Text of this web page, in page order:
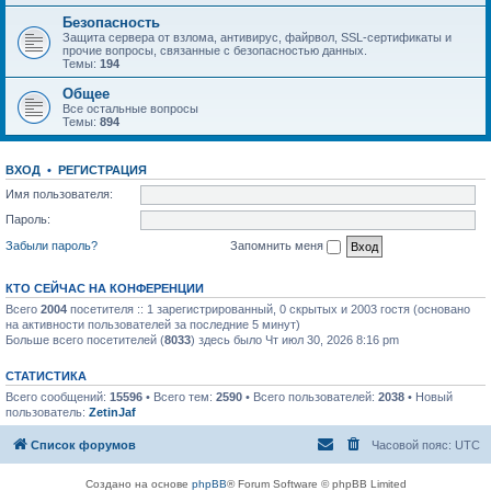
Безопасность
Защита сервера от взлома, антивирус, файрвол, SSL-сертификаты и
прочие вопросы, связанные с безопасностью данных.
Темы: 194
Общее
Все остальные вопросы
Темы: 894
ВХОД • РЕГИСТРАЦИЯ
Имя пользователя:
Пароль:
Забыли пароль?
Запомнить меня
КТО СЕЙЧАС НА КОНФЕРЕНЦИИ
Всего 2004 посетителя :: 1 зарегистрированный, 0 скрытых и 2003 гостя (основано
на активности пользователей за последние 5 минут)
Больше всего посетителей (8033) здесь было Чт июл 30, 2026 8:16 pm
СТАТИСТИКА
Всего сообщений: 15596 • Всего тем: 2590 • Всего пользователей: 2038 • Новый
пользователь: ZetinJaf
Список форумов Часовой пояс: UTC
Создано на основе phpBB® Forum Software © phpBB Limited